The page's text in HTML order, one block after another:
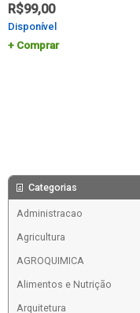
R$99,00
Disponível
Comprar
Categorias
Administracao
Agricultura
AGROQUIMICA
Alimentos e Nutrição
Arquitetura